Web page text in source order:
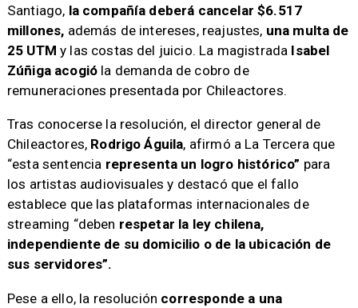
Santiago, la compañía deberá cancelar $6.517
millones, además de intereses, reajustes, una multa de
25 UTMy las costas del juicio. La magistrada Isabel
Zúñiga acogió la demanda de cobro de
remuneraciones presentada por Chileactores.
Tras conocerse la resolución, el director general de
Chileactores, Rodrigo Águila, afirmó a La Tercera que
“esta sentencia representa un logro histórico” para
los artistas audiovisuales y destacó que el fallo
establece que las plataformas internacionales de
streaming “deben respetar la ley chilena,
independiente de su domicilio o de la ubicación de
sus servidores”.
Pese a ello, la resolución corresponde a una